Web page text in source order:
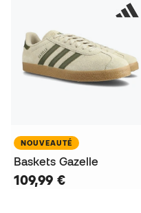
NOUVEAUTÉ
Baskets Gazelle
109,99 €